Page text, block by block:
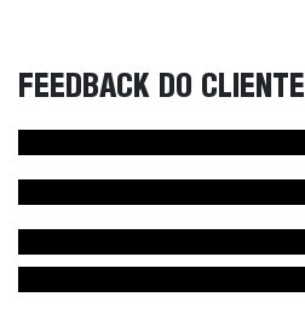
FEEDBACK DO CLIENTE